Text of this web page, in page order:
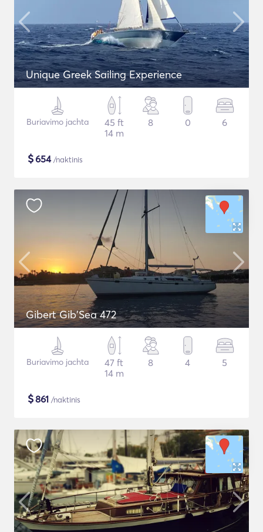
Unique Greek Sailing Experience
Buriavimo jachta
45 ft
14 m
8 0 6
$654/naktinis
Gibert Gib'Sea 472
Buriavimo jachta
47 ft
14 m
8 4 5
$861 /naktinis